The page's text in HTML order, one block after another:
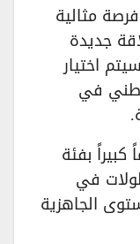
مثالية
جديدة
اختيار
في
بفئة
في
الجاهزية